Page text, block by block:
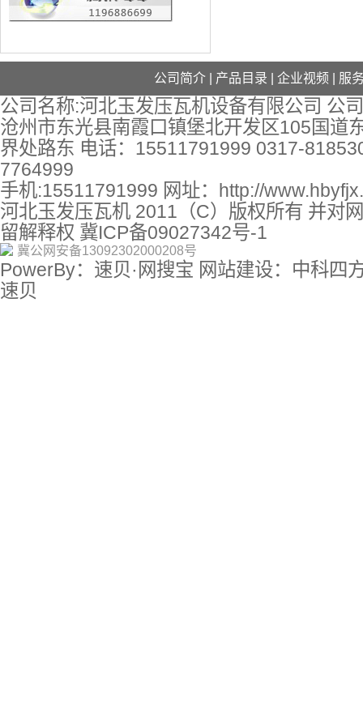
公司简介 产品目录 企业视频 服
公司名称:河北玉发压瓦机设备有限公司 公
沧州市东光县南霞口镇堡北开发区105国道
界处路东 电话：15511791999 0317-
7764999
手机:15511791999 网址： http://
河北玉发压瓦机 2011（C）版权所有 并对
留解释权 冀ICP备09027342号-1
冀公网安备13092302000208号
PowerBy：速贝·网搜宝 网站建设：中科四
速贝